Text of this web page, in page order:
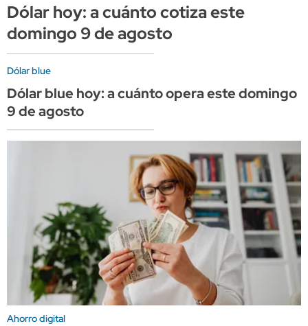
Dólar hoy: a cuánto cotiza este
domingo 9 de agosto
Dólar blue
Dólar blue hoy: a cuánto opera este domingo
9 de agosto
Ahorro digital